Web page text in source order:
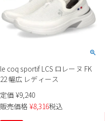
le coq sportif LCS ロレーヌ FK
22 幅広 レディース
定価 ¥9,240
販売価格 ¥8,316税込